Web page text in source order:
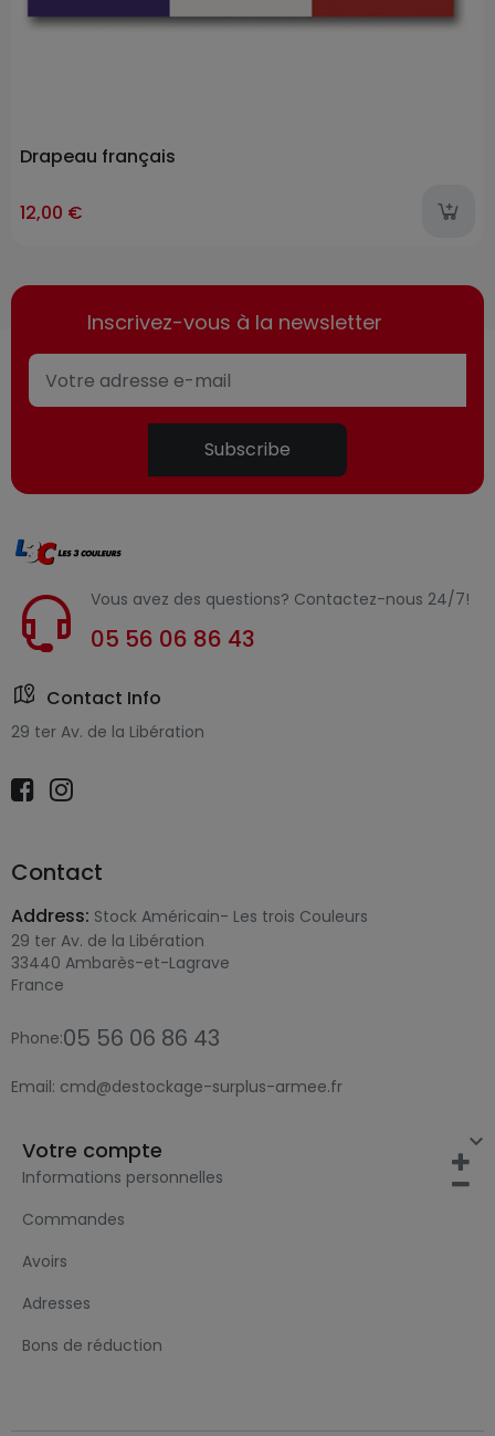
Drapeau français
12,00 €
Inscrivez-vous à la newsletter
Subscribe
Vous avez des questions? Contactez-nous 24/7!
05 56 06 86 43
Contact Info
29 ter Av. de la Libération
Contact
Address: Stock Américain- Les trois Couleurs
29 ter Av. de la Libération
33440 Ambarès-et-Lagrave
France
Phone:05 56 06 86 43
Email: cmd@destockage-surplus-armee.fr

Votre compte
Informations personnelles
Commandes
Avoirs
Adresses
Bons de réduction